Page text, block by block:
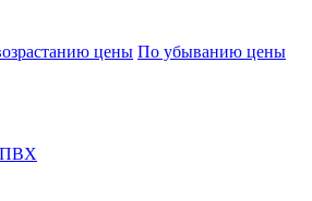
цены По убыванию цены